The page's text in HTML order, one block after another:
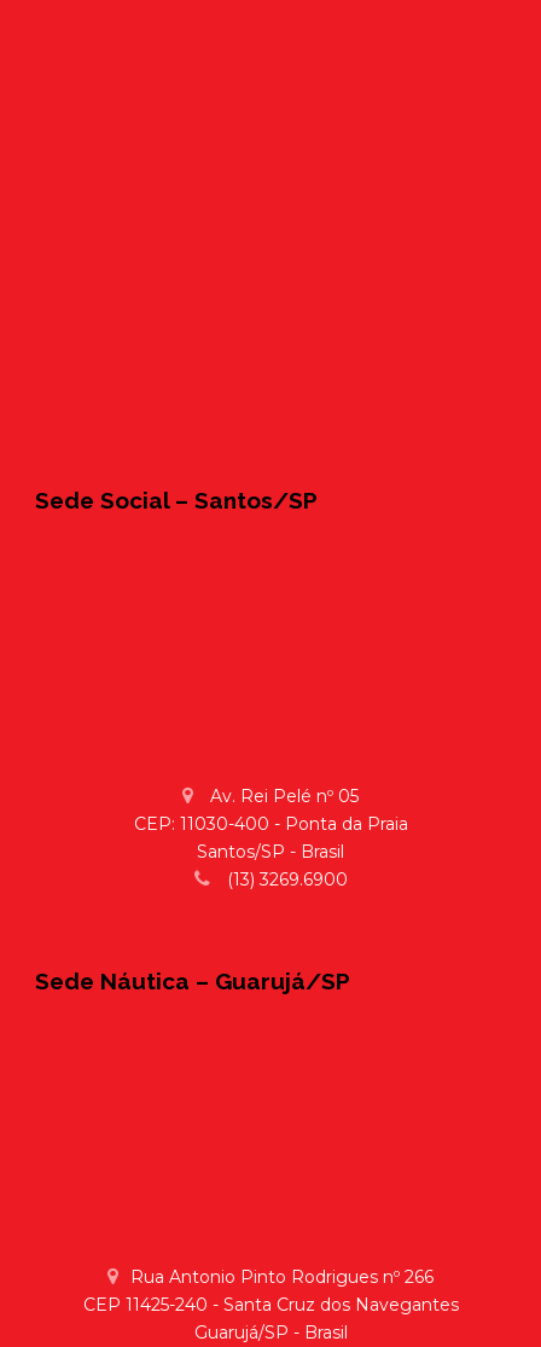
Sede Social – Santos/SP
Av. Rei Pelé nº 05
CEP: 11030-400 - Ponta da Praia
Santos/SP - Brasil
(13) 3269.6900
Sede Náutica – Guarujá/SP
Rua Antonio Pinto Rodrigues nº 266
CEP 11425-240 - Santa Cruz dos Navegantes
Guarujá/SP - Brasil